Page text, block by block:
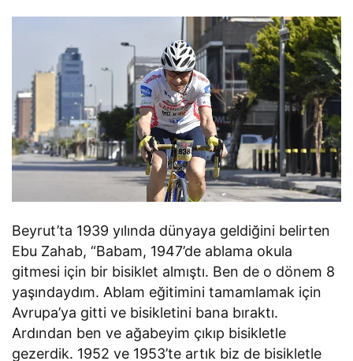
Beyrut’ta 1939 yılında dünyaya geldiğini belirten
Ebu Zahab, “Babam, 1947’de ablama okula
gitmesi için bir bisiklet almıştı. Ben de o dönem 8
yaşındaydım. Ablam eğitimini tamamlamak için
Avrupa’ya gitti ve bisikletini bana bıraktı.
Ardından ben ve ağabeyim çıkıp bisikletle
gezerdik. 1952 ve 1953’te artık biz de bisikletle